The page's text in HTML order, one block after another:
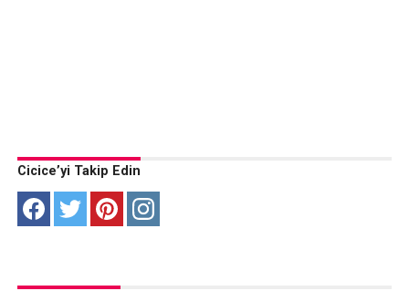
Cicice’yi Takip Edin